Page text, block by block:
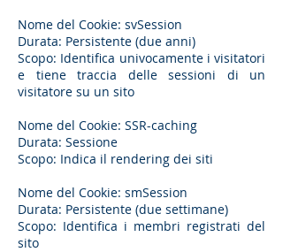
Nome del Cookie: svSession
Durata: Persistente (due anni)
Scopo: Identifica univocamente i visitatori
e tiene traccia delle sessioni di un
visitatore su un sito
Nome del Cookie: SSR-caching
Durata: Sessione
Scopo: Indica il rendering dei siti
Nome del Cookie: smSession
Durata: Persistente (due settimane)
Scopo: Identifica i membri registrati del
sito